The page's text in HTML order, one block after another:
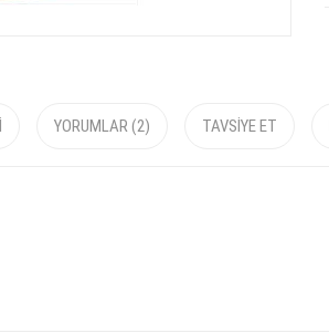
YORUMLAR (2) TAVSIYE ET